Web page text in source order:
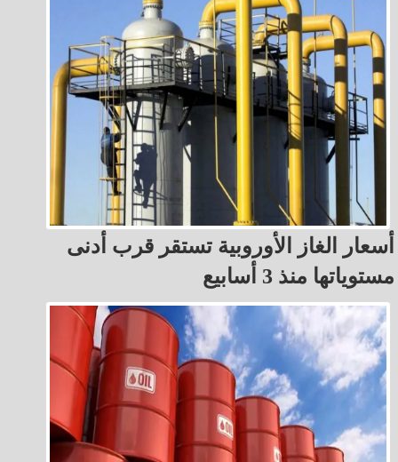
أسعار الغاز الأوروبية تستقر قرب أدنى
مستوياتها منذ 3 أسابيع